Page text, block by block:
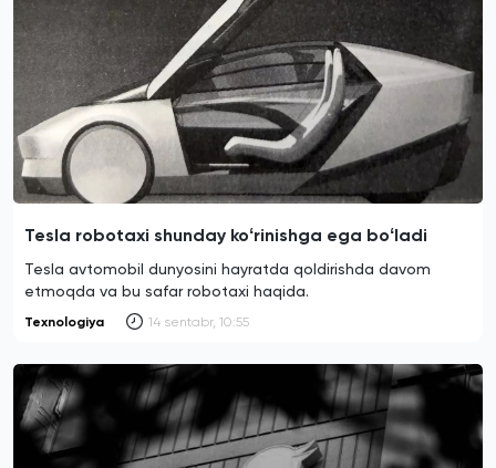
Tesla robotaxi shunday koʻrinishga ega boʻladi
Tesla avtomobil dunyosini hayratda qoldirishda davom
etmoqda va bu safar robotaxi haqida.
Texnologiya 14 sentabr, 10:55